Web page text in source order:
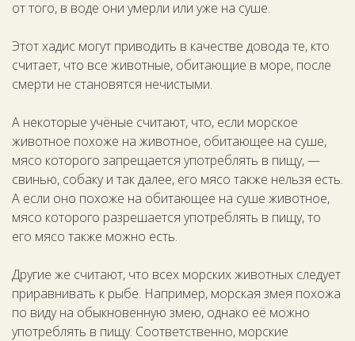
от того, в воде они умерли или уже на суше.
Этот хадис могут приводить в качестве довода те, кто
считает, что все животные, обитающие в море, после
смерти не становятся нечистыми.
А некоторые учёные считают, что, если морское
животное похоже на животное, обитающее на суше,
мясо которого запрещается употреблять в пищу, —
свинью, собаку и так далее, его мясо также нельзя есть.
А если оно похоже на обитающее на суше животное,
мясо которого разрешается употреблять в пищу, то
его мясо также можно есть.
Другие же считают, что всех морских животных следует
приравнивать к рыбе. Например, морская змея похожа
по виду на обыкновенную змею, однако её можно
употреблять в пищу. Соответственно, морские